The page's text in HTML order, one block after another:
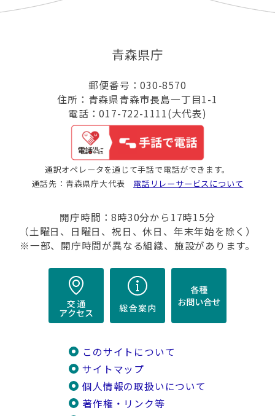
青森県庁
郵便番号：030-8570
住所：青森県青森市長島一丁目1-1
電話：017-722-1111(大代表)
通訳オペレータを通じて手話で電話ができます。
通話先：青森県庁大代表 電話リレーサービスについて
開庁時間：8時30分から17時15分
（土曜日、日曜日、祝日、休日、年末年始を除く）
※一部、開庁時間が異なる組織、施設があります。
このサイトについて
サイトマップ
個人情報の取扱いについて
著作権・リンク等